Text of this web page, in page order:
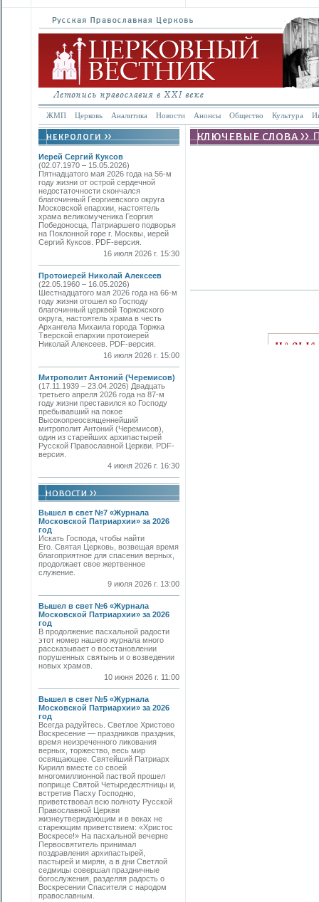
ЖМП Церковь Аналитика Новости Анонсы Общество Культура
Иерей Сергий Куксов
(02.07.1970 – 15.05.2026)
Пятнадцатого мая 2026 года на 56-м
году жизни от острой сердечной
недостаточности скончался
благочинный Георгиевского округа
Московской епархии, настоятель
храма великомученика Георгия
Победоносца, Патриаршего подворья
на Поклонной горе г. Москвы, иерей
Сергий Куксов. PDF-версия.
16 июля 2026 г. 15:30
Протоиерей Николай Алексеев
(22.05.1960 – 16.05.2026)
Шестнадцатого мая 2026 года на 66-м
году жизни отошел ко Господу
благочинный церквей Торжокского
округа, настоятель храма в честь
Архангела Михаила города Торжка
Тверской епархии протоиерей
Николай Алексеев. PDF-версия.
16 июля 2026 г. 15:00
Митрополит Антоний (Черемисов)
(17.11.1939 – 23.04.2026) Двадцать
третьего апреля 2026 года на 87-м
году жизни преставился ко Господу
пребывавший на покое
Высокопреосвященнейший
митрополит Антоний (Черемисов),
один из старейших архипастырей
Русской Православной Церкви. PDF-
версия.
4 июня 2026 г. 16:30
Вышел в свет №7 «Журнала
Московской Патриархии» за 2026
год
Искать Господа, чтобы найти
Его. Святая Церковь, возвещая время
благоприятное для спасения верных,
продолжает свое жертвенное
служение.
9 июля 2026 г. 13:00
Вышел в свет №6 «Журнала
Московской Патриархии» за 2026
год
В продолжение пасхальной радости
этот номер нашего журнала много
рассказывает о восстановлении
порушенных святынь и о возведении
новых храмов.
10 июня 2026 г. 11:00
Вышел в свет №5 «Журнала
Московской Патриархии» за 2026
год
Всегда радуйтесь. Светлое Христово
Воскресение — праздников праздник,
время неизреченного ликования
верных, торжество, весь мир
освящающее. Святейший Патриарх
Кирилл вместе со своей
многомиллионной паствой прошел
поприще Святой Четыредесятницы и,
встретив Пасху Господню,
приветствовал всю полноту Русской
Православной Церкви
жизнеутверждающим и в веках не
стареющим приветствием: «Христос
Воскресе!» На пасхальной вечерне
Первосвятитель принимал
поздравления архипастырей,
пастырей и мирян, а в дни Светлой
седмицы совершал праздничные
богослужения, разделяя радость о
Воскресении Спасителя с народом
православным.